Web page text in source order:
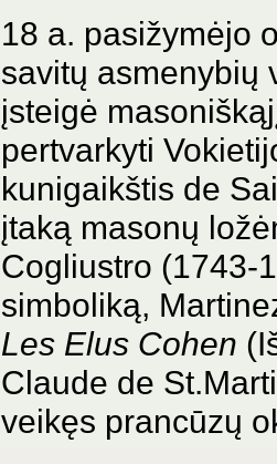
18 a. pasižymėjo
savitų asmenybių
įsteigė
pertvarkyti
kunigaikštis de
įtaką masonų
Cogliustro (1743-
simboliką,
Les Elus Cohen
Claude de
veikęs prancūzų